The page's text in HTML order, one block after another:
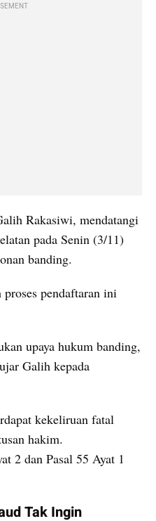
Rakasiwi, mendatangi
pada Senin (3/11)
banding.
pendaftaran ini
upaya hukum banding,
Galih kepada
kekeliruan fatal
hakim.
2 dan Pasal 55 Ayat 1
Tak Ingin